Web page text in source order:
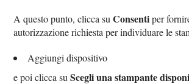
A questo punto, clicca suConsentiper
autorizzazione richiesta per individuare le
Aggiungi dispositivo
e poi clicca suScegli una stampante